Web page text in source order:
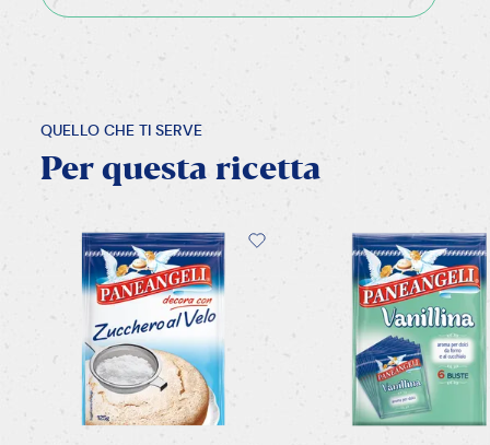
QUELLO CHE TI SERVE
Per questa ricetta